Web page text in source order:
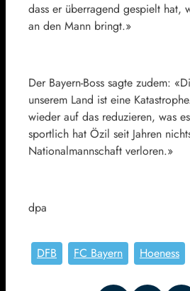
dass er überragend gespielt hat,
an den Mann bringt.»
Der Bayern-Boss sagte zudem:
unserem Land ist eine
wieder auf das reduzieren, was
sportlich hat Özil seit Jahren
Nationalmannschaft verloren.»
dpa
DFB FC Bayern Hoeness